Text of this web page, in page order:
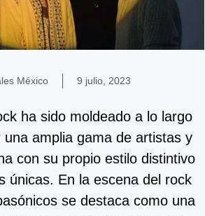
México 9 julio, 2023
ha sido moldeado a lo largo
una amplia gama de artistas y
con su propio estilo distintivo
únicas. En la escena del rock
se destaca como una